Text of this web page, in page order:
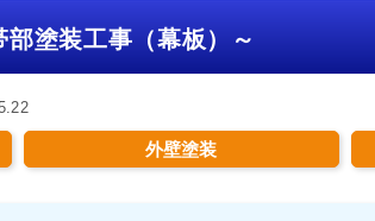
塗装工事（幕板）～
外壁塗装